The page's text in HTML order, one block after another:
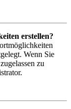
erstellen?
Wenn Sie
zu